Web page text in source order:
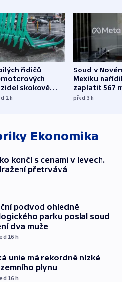
řidičů
skokově
nejvíc ve
2h
Soud v
Mexiku
zaplatit 567
dolarů kvůli
před 3h
Ekonomika
končí s cenami v levech.
přetrvává
podvod ohledně
parku poslal soud
dva muže
16 h
unie má rekordně nízké
plynu
16 h